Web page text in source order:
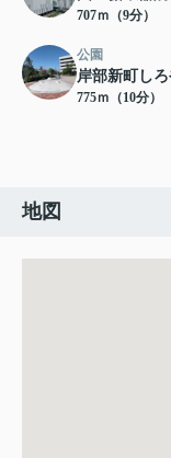
707ｍ（9分）
公園
岸部新町し
775ｍ（10分）
地図